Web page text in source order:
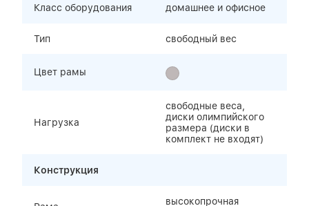
Класс оборудования домашнее и офисное
Тип свободный вес
Цвет рамы
Нагрузка
свободные веса,
диски олимпийского
размера (диски в
комплект не входят)
Конструкция
высокопрочная